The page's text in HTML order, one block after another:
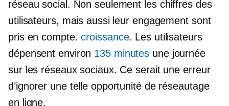
réseau social. Non seulement les chiffres des
utilisateurs, mais aussi leur engagement sont
pris en compte.croissance. Les utilisateurs
dépensent environ 135 minutes une journée
sur les réseaux sociaux. Ce serait une erreur
d’ignorer une telle opportunité de réseautage
en ligne.